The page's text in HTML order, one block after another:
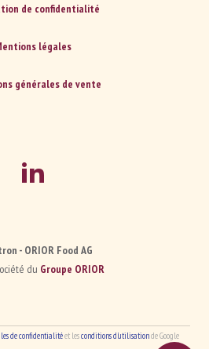
de confidentialité
légales
générales de vente
- ORIOR Food AG
du Groupe ORIOR
de confidentialitéet lesconditions d'utilisationde Google